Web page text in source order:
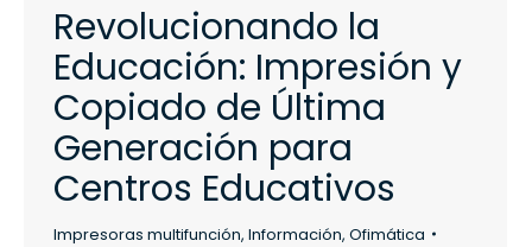
Revolucionando la
Educación: Impresión y
Copiado de Última
Generación para
Centros Educativos
Impresoras multifunción, Información, Ofimática